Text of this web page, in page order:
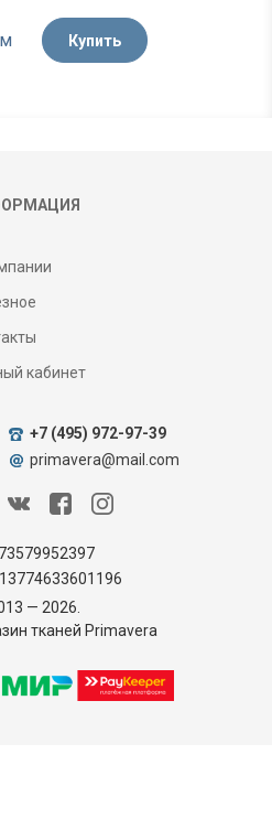
Купить
кабинет
— 2026.
тканей Primavera
+7 (495) 972-97-39
primavera@mail.com